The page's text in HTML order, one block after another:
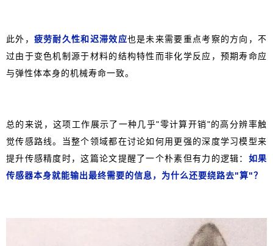
此外， 疲劳耐久性和迟滞效应也是未来需要重点考察的方向，不
过由于变色机制源于材料的结构特性而非化学反应，预期寿命应
与弹性体本身的机械寿命一致。
总的来说，这项工作展示了一种几乎"零计算开销"的高分辨率触
觉传感路线。当整个领域都在讨论如何用更强的深度学习模型来
提升传感精度时，这篇论文提醒了一个朴素但有力的逻辑： 如果
传感器本身就能输出最终需要的信息，为什么还要绕路去"算"？